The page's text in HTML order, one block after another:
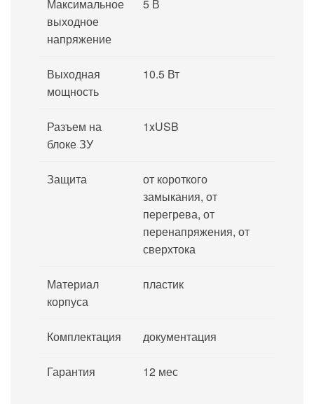
Максимальное
выходное
напряжение
5 В
Выходная
мощность
10.5 Вт
Разъем на
блоке ЗУ
1xUSB
Защита
от короткого
замыкания, от
перегрева, от
перенапряжения, от
сверхтока
Материал
корпуса
пластик
Комплектация документация
Гарантия 12 мес